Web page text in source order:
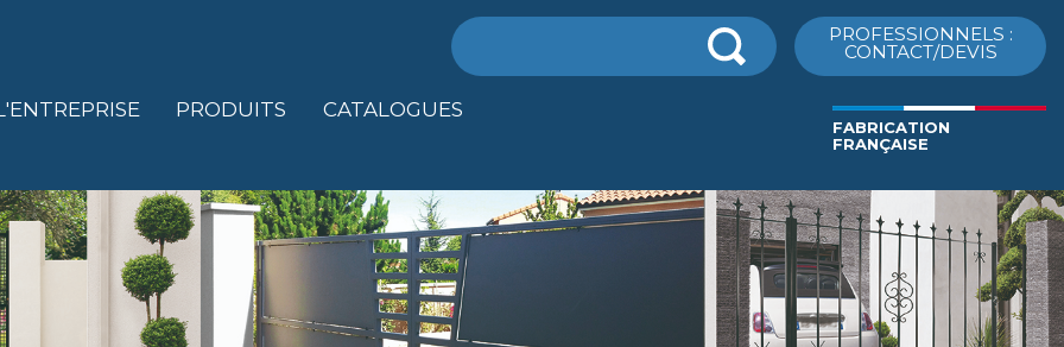
Rechercher PROFESSIONNELS :
CONTACT/DEVIS
PRODUITS CATALOGUES
FABRICATION
FRANÇAISE